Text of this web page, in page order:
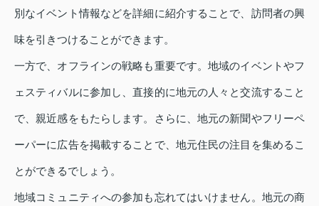
別なイベント情報などを詳細に紹介することで、訪問者の興
味を引きつけることができます。
一方で、オフラインの戦略も重要です。地域のイベントやフ
ェスティバルに参加し、直接的に地元の人々と交流すること
で、親近感をもたらします。さらに、地元の新聞やフリーペ
ーパーに広告を掲載することで、地元住民の注目を集めるこ
とができるでしょう。
地域コミュニティへの参加も忘れてはいけません。地元の商